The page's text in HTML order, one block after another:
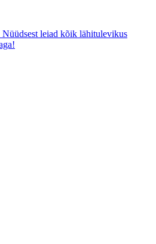
Nüüdsest leiad kõik lähitulevikus